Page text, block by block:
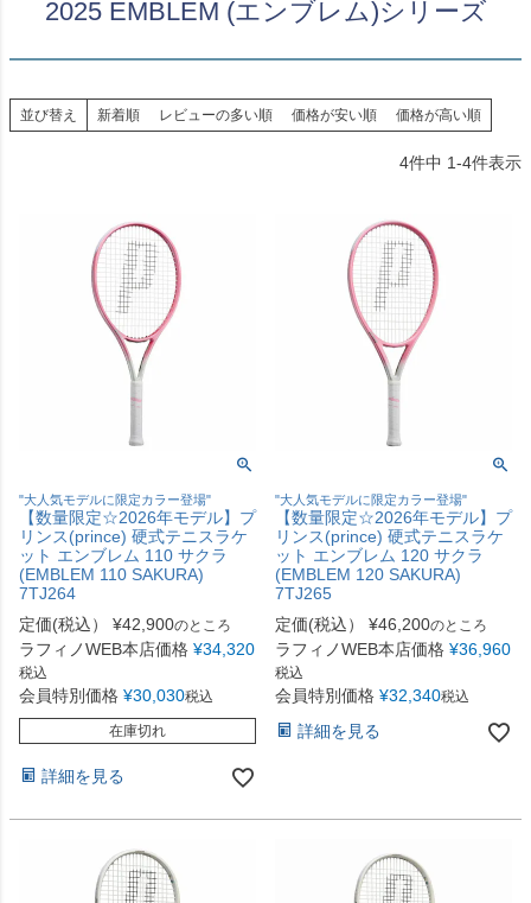
2025 EMBLEM (エンブレム)シリーズ
並び替え 新着順 レビューの多い順 価格が安い順 価格が高い順
4件中 1-4件表示
"大人気モデルに限定カラー登場"
【数量限定☆2026年モデル】プ
リンス(prince) 硬式テニスラケ
ット エンブレム 110 サクラ
(EMBLEM 110 SAKURA)
7TJ264
定価(税込）
¥42,900のところ
ラフィノWEB本店価格 ¥34,320
税込
会員特別価格 ¥30,030税込
在庫切れ
詳細を見る
"大人気モデルに限定カラー登場"
【数量限定☆2026年モデル】プ
リンス(prince) 硬式テニスラケ
ット エンブレム 120 サクラ
(EMBLEM 120 SAKURA)
7TJ265
定価(税込）
¥46,200のところ
ラフィノWEB本店価格 ¥36,960
税込
会員特別価格 ¥32,340税込
詳細を見る